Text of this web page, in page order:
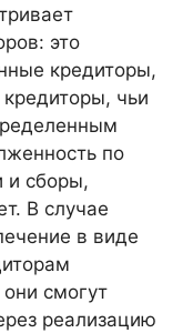
это
кредиторы,
чьи
по
и сборы,
В случае
в виде
смогут
реализацию